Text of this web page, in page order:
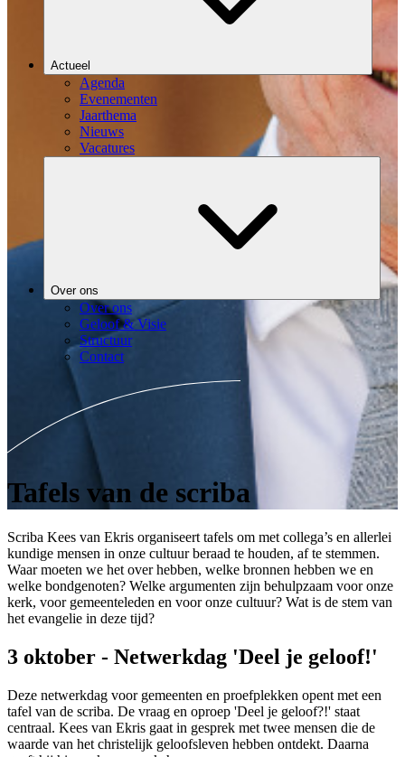
Actueel
Agenda
Evenementen
Jaarthema
Nieuws
Vacatures
Over ons
Over ons
Geloof & Visie
Structuur
Contact
Tafels van de scriba
Scriba Kees van Ekris organiseert tafels om met collega’s en allerlei
kundige mensen in onze cultuur beraad te houden, af te stemmen.
Waar moeten we het over hebben, welke bronnen hebben we en
welke bondgenoten? Welke argumenten zijn behulpzaam voor onze
kerk, voor gemeenteleden en voor onze cultuur? Wat is de stem van
het evangelie in deze tijd?
3 oktober - Netwerkdag 'Deel je geloof!'
Deze netwerkdag voor gemeenten en proefplekken opent met een
tafel van de scriba. De vraag en oproep 'Deel je geloof?!' staat
centraal. Kees van Ekris gaat in gesprek met twee mensen die de
waarde van het christelijk geloofsleven hebben ontdekt. Daarna